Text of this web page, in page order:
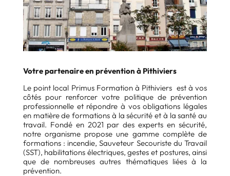
Votre partenaire en prévention à Pithiviers
Le point local Primus Formation à Pithiviers est à vos
côtés pour renforcer votre politique de prévention
professionnelle et répondre à vos obligations légales
en matière de formations à la sécurité et à la santé au
travail. Fondé en 2021 par des experts en sécurité,
notre organisme propose une gamme complète de
formations : incendie, Sauveteur Secouriste du Travail
(SST), habilitations électriques, gestes et postures, ainsi
que de nombreuses autres thématiques liées à la
prévention.